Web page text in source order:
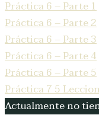
Práctica 6 – Parte 1
Práctica 6 – Parte 2
Práctica 6 – Parte 3
Práctica 6 – Parte 4
Práctica 6 – Parte 5
Práctica 75
Actualmente no